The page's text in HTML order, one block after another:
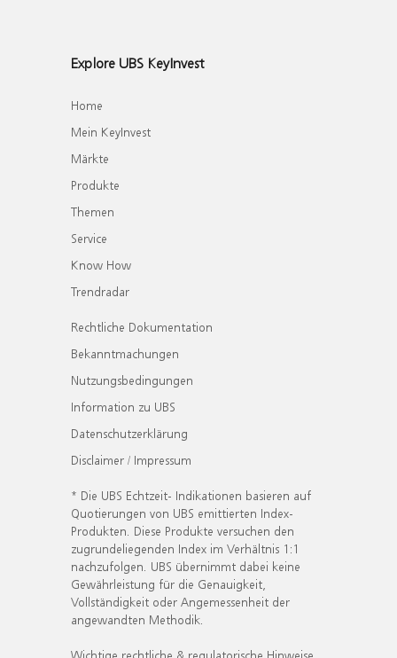
Explore UBS KeyInvest
Home
Mein KeyInvest
Märkte
Produkte
Themen
Service
Know How
Trendradar
Rechtliche Dokumentation
Bekanntmachungen
Nutzungsbedingungen
Information zu UBS
Datenschutzerklärung
Disclaimer / Impressum
* Die UBS Echtzeit- Indikationen basieren auf
Quotierungen von UBS emittierten Index-
Produkten. Diese Produkte versuchen den
zugrundeliegenden Index im Verhältnis 1:1
nachzufolgen. UBS übernimmt dabei keine
Gewährleistung für die Genauigkeit,
Vollständigkeit oder Angemessenheit der
angewandten Methodik.